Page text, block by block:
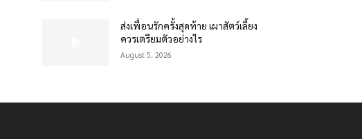
ส่งเพื่อนรักครั้งสุดท้าย เผาสัตว์เลี้ยง
ควรเตรียมตัวอย่างไร
August 5, 2026